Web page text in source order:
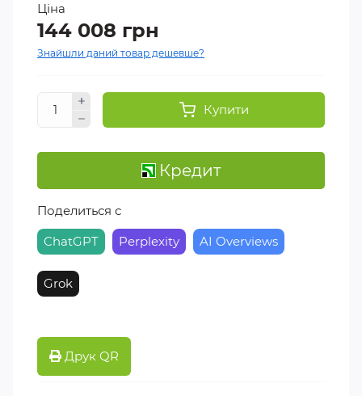
Ціна
144 008 грн
Знайшли даний товар дешевше?
Купити
Кредит
Поделиться с
ChatGPT
Perplexity AI Overviews
Grok
Друк QR